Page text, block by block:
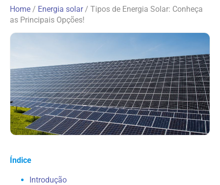
Home / Energia solar/ Tipos de Energia Solar: Conheça
as Principais Opções!
Índice
Introdução